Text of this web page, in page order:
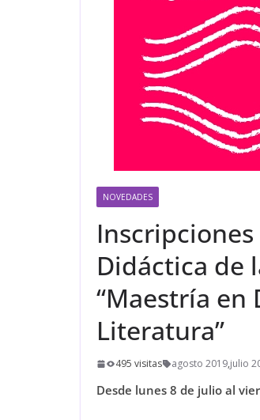
NOVEDADES
Didáctica de
“Maestría en
Literatura”
495 visitas agosto 2019,julio
Desde lunes 8 de julio al